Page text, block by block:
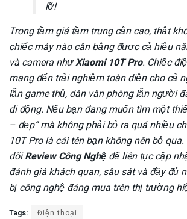
lỡ!
Trong tầm giá tầm trung cận cao, thật
chiếc máy nào cân bằng được cả hiệu
và camera nhưXiaomi 10T Pro. Chiếc
mang đến trải nghiệm toàn diện cho cả
lẫn game thủ, dân văn phòng lẫn người
di động. Nếu bạn đang muốn tìm một
– đẹp” mà không phải bỏ ra quá nhiều
10T Pro là cái tên bạn không nên bỏ
dõiReview Công Nghệ để liên tục cập
đánh giá khách quan, sâu sát và đầy đủ
bị công nghệ đáng mua trên thị trường
Tags: Điện thoại